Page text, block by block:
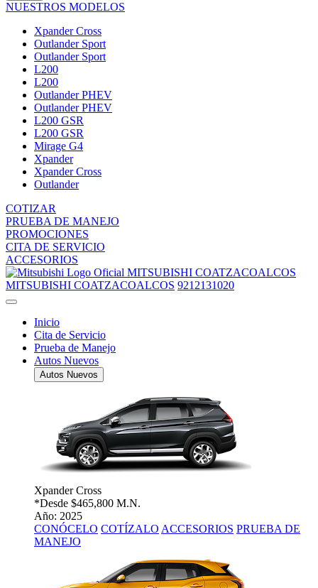
NUESTROS MODELOS
Xpander Cross
Outlander Sport
Outlander Sport
L200
L200
Outlander PHEV
Outlander PHEV
L200 GSR
L200 GSR
Mirage G4
Xpander
Xpander Cross
Outlander
COTIZAR
PRUEBA DE MANEJO
PROMOCIONES
CITA DE SERVICIO
ACCESORIOS
MITSUBISHI COATZACOALCOS
MITSUBISHI COATZACOALCOS 9212131020
Inicio
Cita de Servicio
Prueba de Manejo
Autos Nuevos
Autos Nuevos
Xpander Cross
*Desde $465,800 M.N.
Año: 2025
CONÓCELO COTÍZALO ACCESORIOS PRUEBA DE
MANEJO